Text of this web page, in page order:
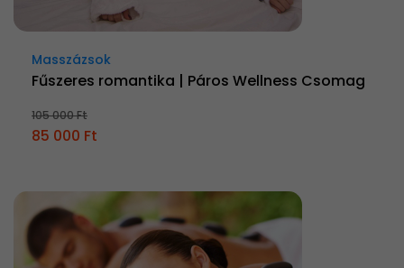
Masszázsok
Fűszeres romantika | Páros Wellness Csomag
105 000 Ft
85 000 Ft